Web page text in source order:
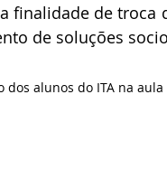
finalidade de troca
de soluções
dos alunos do ITA na